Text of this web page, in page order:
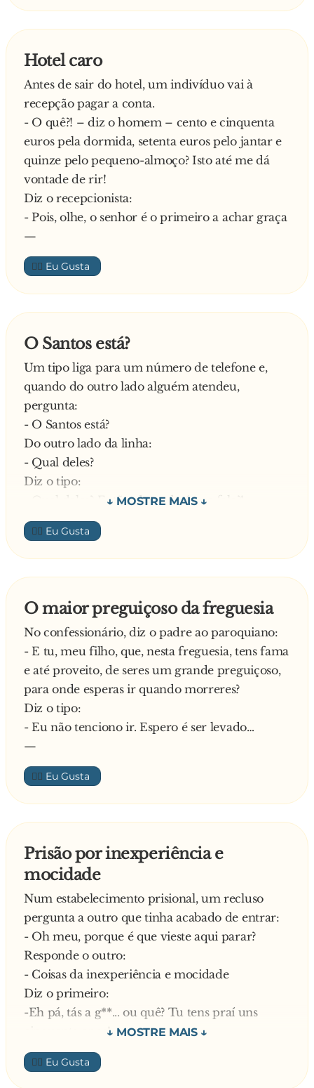
Hotel caro
Antes de sair do hotel, um indivíduo vai à
recepção pagar a conta.
- O quê?! – diz o homem – cento e cinquenta
euros pela dormida, setenta euros pelo jantar e
quinze pelo pequeno-almoço? Isto até me dá
vontade de rir!
Diz o recepcionista:
- Pois, olhe, o senhor é o primeiro a achar graça
—
👍🏼
O Santos está?
Um tipo liga para um número de telefone e,
quando do outro lado alguém atendeu,
pergunta:
- O Santos está?
Do outro lado da linha:
- Qual deles?
Diz o tipo:
- Qual deles? Então, de onde é que fala?!
Resposta imediata:
- Fala da Igreja Paroquial
—
👍🏼
O maior preguiçoso da freguesia
No confessionário, diz o padre ao paroquiano:
- E tu, meu filho, que, nesta freguesia, tens fama
e até proveito, de seres um grande preguiçoso,
para onde esperas ir quando morreres?
Diz o tipo:
- Eu não tenciono ir. Espero é ser levado…
—
👍🏼
Prisão por inexperiência e
mocidade
Num estabelecimento prisional, um recluso
pergunta a outro que tinha acabado de entrar:
- Oh meu, porque é que vieste aqui parar?
Responde o outro:
- Coisas da inexperiência e mocidade
Diz o primeiro:
-Eh pá, tás a g**... ou quê? Tu tens praí uns
cinquenta anos!
E o outro esclarece:
- Pois tenho, mas eu refiria-me ao meu
👍🏼